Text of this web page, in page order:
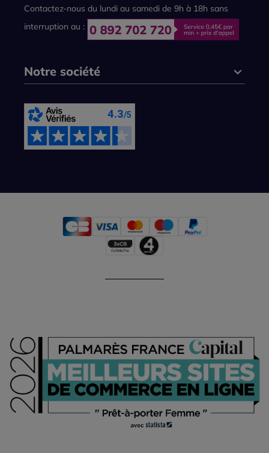
Contactez-nous du lundi au samedi de 9h à 18h sans
interruption au :
Notre société